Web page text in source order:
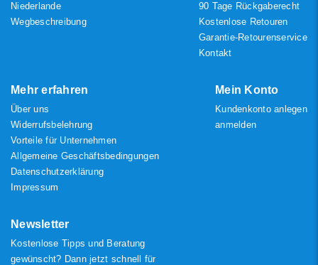
Niederlande
Wegbeschreibung
90 Tage Rückgaberecht
Kostenlose Retouren
Garantie-Retourenservice
Kontakt
Mehr erfahren
Über uns
Widerrufsbelehrung
Vorteile für Unternehmen
Allgemeine Geschäftsbedingungen
Datenschutzerklärung
Impressum
Mein Konto
Kundenkonto anlegen
anmelden
Newsletter
Kostenlose Tipps und Beratung
gewünscht? Dann jetzt schnell für